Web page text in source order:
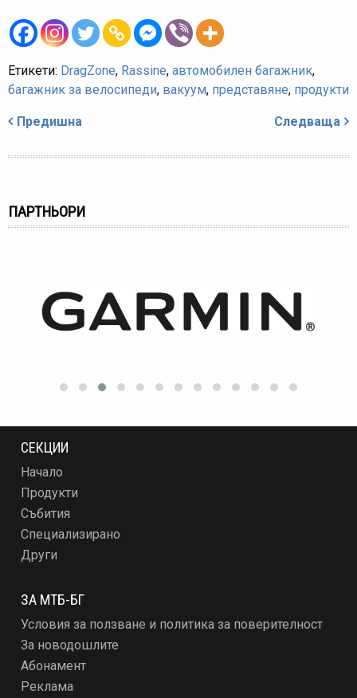
Етикети: DragZone, Rassine, автомобилен багажник,
багажник за велосипеди, вакуум, представяне, продукти
Предишна Следваща
ПАРТНЬОРИ
СЕКЦИИ
Начало
Продукти
Събития
Специализирано
Други
ЗА МТБ-БГ
Условия за ползване и политика за поверителност
За новодошлите
Абонамент
Реклама